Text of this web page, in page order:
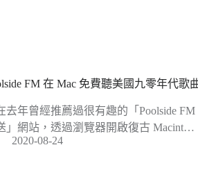
FM 在 Mac 免費聽美國九零年代歌
去年曾經推薦過很有趣的「Poolside
」網站，透過瀏覽器開啟復古 Macint…
2020-08-24